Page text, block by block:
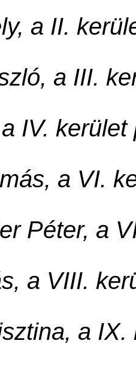
a II.
a III.
IV.
a VI.
Péter, a
a VIII.
a